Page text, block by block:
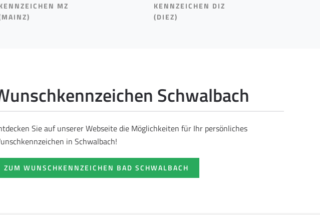
MZ
KENNZEICHEN DIZ
(DIEZ)
Schwalbach
Sie auf unserer Webseite die Möglichkeiten für Ihr persönliches
in Schwalbach!
ZUM WUNSCHKENNZEICHEN BAD SCHWALBACH